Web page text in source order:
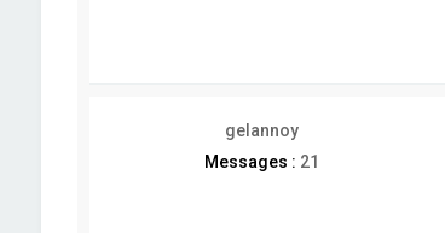
gelannoy
Messages : 21